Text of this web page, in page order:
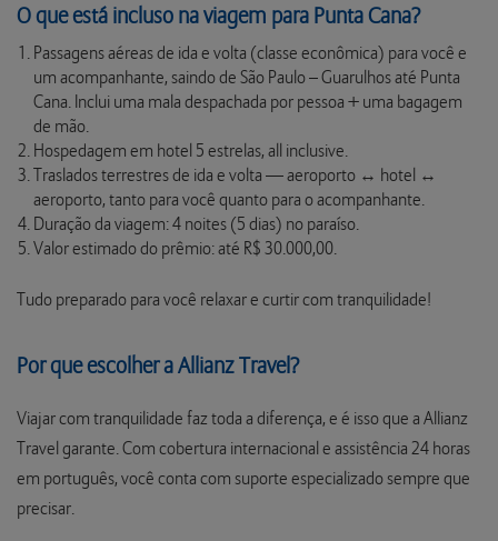
O que está incluso na viagem para Punta Cana?
Passagens aéreas de ida e volta (classe econômica) para você e
um acompanhante, saindo de São Paulo – Guarulhos até Punta
Cana. Inclui uma mala despachada por pessoa + uma bagagem
de mão.
Hospedagem em hotel 5 estrelas, all inclusive.
Traslados terrestres de ida e volta — aeroporto ↔ hotel ↔
aeroporto, tanto para você quanto para o acompanhante.
Duração da viagem: 4 noites (5 dias) no paraíso.
Valor estimado do prêmio: até R$ 30.000,00.
Tudo preparado para você relaxar e curtir com tranquilidade!
Por que escolher a Allianz Travel?
Viajar com tranquilidade faz toda a diferença, e é isso que a Allianz
Travel garante. Com cobertura internacional e assistência 24 horas
em português, você conta com suporte especializado sempre que
precisar.